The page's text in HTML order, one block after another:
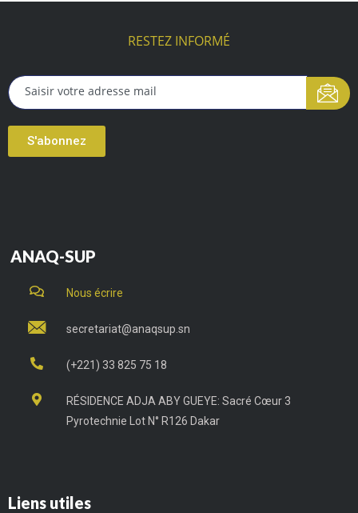
RESTEZ INFORMÉ
S'abonnez
ANAQ-SUP
Nous écrire
secretariat@anaqsup.sn
(+221) 33 825 75 18
RÉSIDENCE ADJA ABY GUEYE: Sacré Cœur 3
Pyrotechnie Lot N° R126 Dakar
Liens utiles